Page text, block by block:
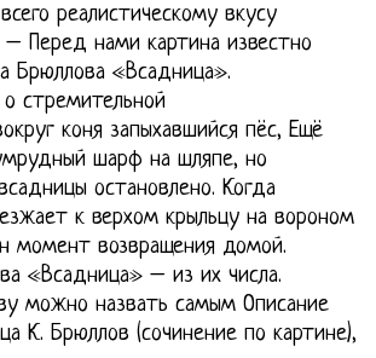
реалистическому вкусу
– Перед нами картина известно
Брюллова «Всадница».
стремительной
коня запыхавшийся пёс, Ещё
шарф на шляпе, но
остановлено. Когда
к верхом крыльцу на вороном
момент возвращения домой.
«Всадница» – из их числа.
можно назвать самым Описание
К. Брюллов (сочинение по картине),